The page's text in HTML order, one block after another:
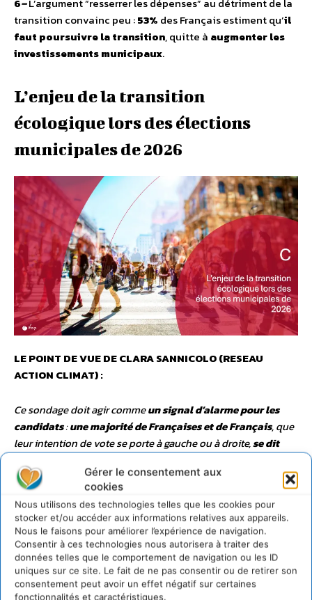
Gérer le consentement aux
cookies
Nous utilisons des technologies telles que les cookies pour
stocker et/ou accéder aux informations relatives aux appareils.
Nous le faisons pour améliorer l’expérience de navigation.
Consentir à ces technologies nous autorisera à traiter des
données telles que le comportement de navigation ou les ID
uniques sur ce site. Le fait de ne pas consentir ou de retirer son
consentement peut avoir un effet négatif sur certaines
fonctionnalités et caractéristiques.
6–L’argument “resserrer les dépenses” au détriment de la
transition convainc peu :53% des Français estiment qu’il
faut poursuivre la transition, quitte à augmenter les
investissements municipaux.
L’enjeu de la transition
écologique lors des élections
municipales de 2026
LE POINT DE VUE DE CLARA SANNICOLO (RESEAU
ACTION CLIMAT) :
Ce sondage doit agir commeun signal d’alarme pour les
candidats:une majorité de Françaises et de Français, que
leur intention de vote se porte à gauche ou à droite,se dit
reculs sur la transition écologique juste dans leur
commune
, y compris dans les quartiers populaires. Ceux-ci
ont donc tout intérêt à s’engager pourdes politiques
environnementales ambitieuses et intégrant les enjeux
sociaux face à la réalité du changement climatique vécue
au quotidien. Les politiques de transition écologiquesont
perçues comme le gage d’une meilleure qualité de vie dans
la commune, d’un pouvoir d’achat renforcé, d’une santé